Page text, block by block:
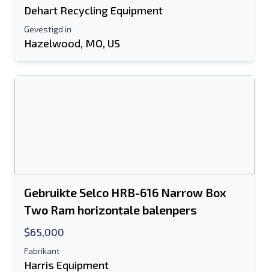
Dehart Recycling Equipment
Gevestigd in
Hazelwood, MO, US
Gebruikte Selco HRB-616 Narrow Box
Two Ram horizontale balenpers
$65,000
Fabrikant
Harris Equipment